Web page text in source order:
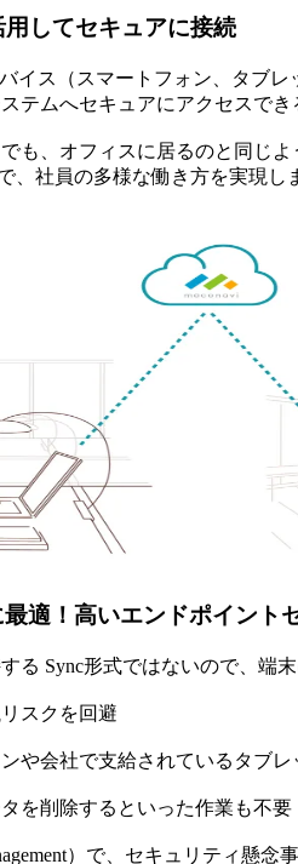
してセキュアに接続
イス（スマートフォン、タブレ
テムへセキュアにアクセスでき
も、オフィスに居るのと同じよ
、社員の多様な働き方を実現し
適！高いエンドポイント
る Sync形式ではないので、端
スクを回避
や会社で支給されているタブ
を削除するといった作業も不要
）で、セキュリティ懸念